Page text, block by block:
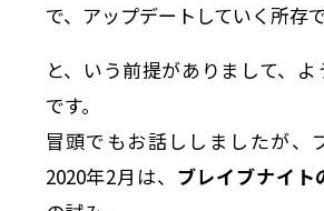
で、アップデートしていく所存
と、いう前提がありまして、
です。
冒頭でもお話ししましたが、
2020年2月は、 ブレイブナイト